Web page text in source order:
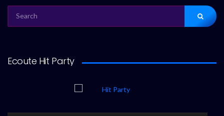
FOR:
Ecoute Hit Party